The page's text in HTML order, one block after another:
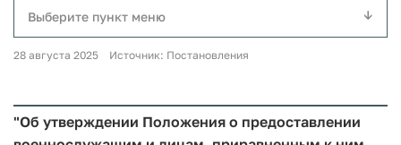
Выберите пункт меню
28 августа 2025 Источник: Постановления
"Об утверждении Положения о предоставлении